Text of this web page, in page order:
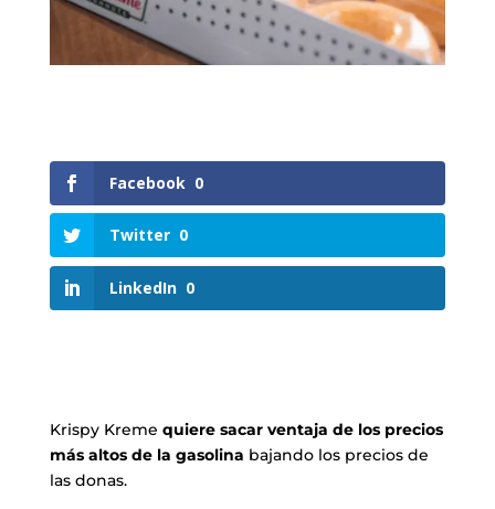
Facebook 0
Twitter 0
LinkedIn 0
Krispy Kreme quiere sacar ventaja de los precios
más altos de la gasolina bajando los precios de
las donas.